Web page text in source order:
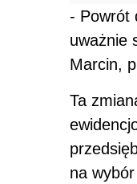
- Powrót
uważnie
Marcin,
Ta
na